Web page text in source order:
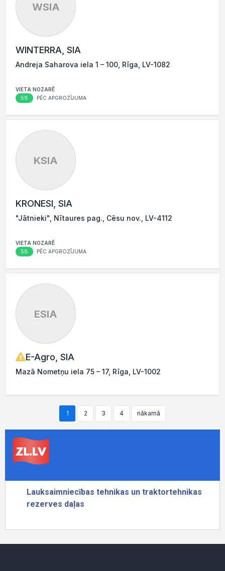
WSIA
WINTERRA, SIA
Andreja Saharova iela 1 – 100, Rīga, LV-1082
VIETA NOZARĒ
58 PĒC APGROZĪJUMA
KSIA
KRONESI, SIA
"Jātnieki", Nītaures pag., Cēsu nov., LV-4112
VIETA NOZARĒ
58 PĒC APGROZĪJUMA
ESIA
E-Agro, SIA
Mazā Nometņu iela 75 – 17, Rīga, LV-1002
1 2 3 4 nākamā